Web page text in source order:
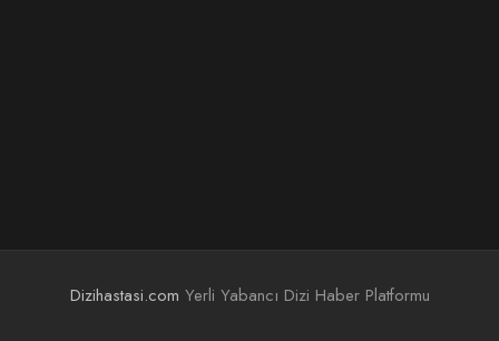
Dizihastasi.com Yerli Yabancı Dizi Haber Platformu